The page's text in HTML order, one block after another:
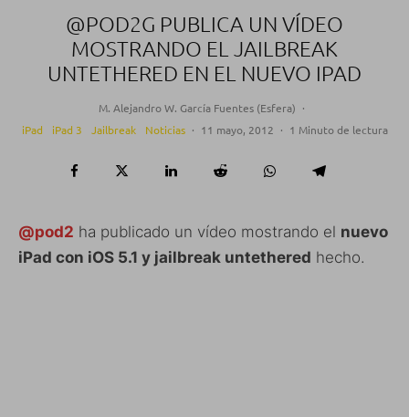
@POD2G PUBLICA UN VÍDEO
MOSTRANDO EL JAILBREAK
UNTETHERED EN EL NUEVO IPAD
M. Alejandro W. García Fuentes (Esfera) ·
iPad
iPad 3 Jailbreak Noticias · 11 mayo, 2012 · 1 Minuto de lectura
@pod2 ha publicado un vídeo mostrando el nuevo
iPad con iOS 5.1 y jailbreak untethered hecho.